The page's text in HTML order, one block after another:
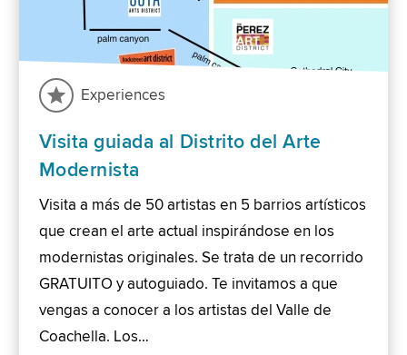
Experiences
Visita guiada al Distrito del Arte
Modernista
Visita a más de 50 artistas en 5 barrios artísticos
que crean el arte actual inspirándose en los
modernistas originales. Se trata de un recorrido
GRATUITO y autoguiado. Te invitamos a que
vengas a conocer a los artistas del Valle de
Coachella. Los…